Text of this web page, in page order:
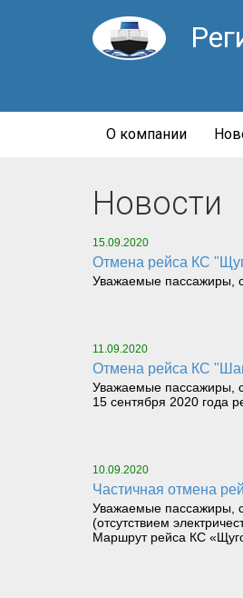
О компании
Новости
15.09.2020
Отмена рейса КС
Уважаемые пассажиры,
11.09.2020
Отмена рейса КС
Уважаемые пассажиры,
15 сентября 2020 года
10.09.2020
Частичная отмена
Уважаемые пассажиры,
(отсутствием
Маршрут рейса КС